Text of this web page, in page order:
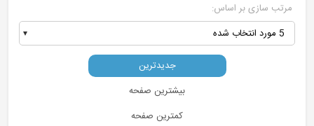
مرتب سازی بر اساس:
جدیدترین
بیشترین صفحه
کمترین صفحه